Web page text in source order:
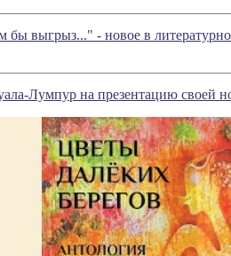
бы выгрыз..." - новое в
Лумпур на презентацию своей